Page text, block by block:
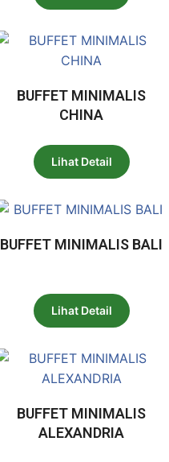
BUFFET MINIMALIS
CHINA
Lihat Detail
BUFFET MINIMALIS BALI
Lihat Detail
BUFFET MINIMALIS
ALEXANDRIA